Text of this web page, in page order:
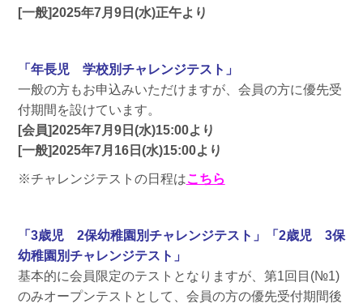
[一般]2025年7月9日(水)正午より
「年長児 学校別チャレンジテスト」
一般の方もお申込みいただけますが、会員の方に優先受
付期間を設けています。
[会員]2025年7月9日(水)15:00より
[一般]2025年7月16日(水)15:00より
※チャレンジテストの日程はこちら
「3歳児 2保幼稚園別チャレンジテスト」「2歳児 3保
幼稚園別チャレンジテスト」
基本的に会員限定のテストとなりますが、第1回目(№1)
のみオープンテストとして、会員の方の優先受付期間後